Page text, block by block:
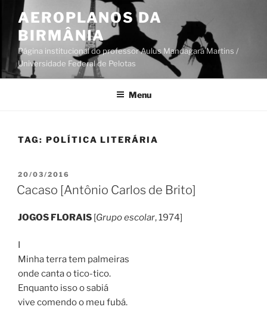
conteúdo
AEROPLANOS DA
BIRMÂNIA
Página institucional do professor Aulus Mandagará Martins /
Universidade Federal de Pelotas
Menu
TAG: POLÍTICA LITERÁRIA
PUBLICADO
EM
20/03/2016
Cacaso [Antônio Carlos de Brito]
JOGOS FLORAIS [Grupo escolar, 1974]
I
Minha terra tem palmeiras
onde canta o tico-tico.
Enquanto isso o sabiá
vive comendo o meu fubá.